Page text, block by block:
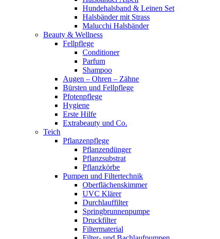
Hundehalsband & Leinen Set
Halsbänder mit Strass
Malucchi Halsbänder
Beauty & Wellness
Fellpflege
Conditioner
Parfum
Shampoo
Augen – Ohren – Zähne
Bürsten und Fellpflege
Pfotenpflege
Hygiene
Erste Hilfe
Extrabeauty und Co.
Teich
Pflanzenpflege
Pflanzendünger
Pflanzsubstrat
Pflanzkörbe
Pumpen und Filtertechnik
Oberflächenskimmer
UVC Klärer
Durchlauffilter
Springbrunnenpumpe
Druckfilter
Filtermaterial